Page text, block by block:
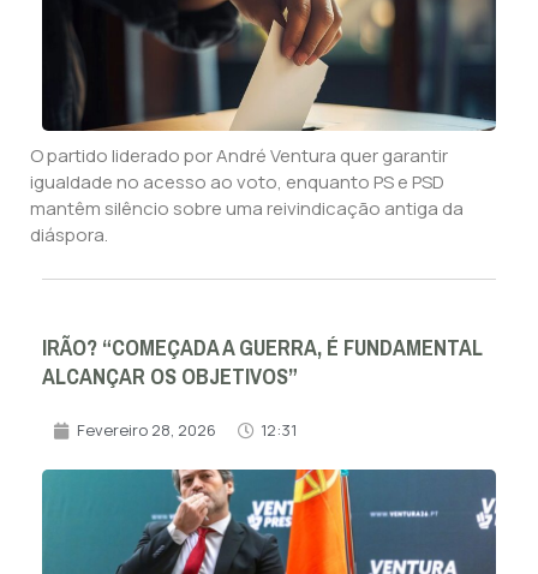
O partido liderado por André Ventura quer garantir
igualdade no acesso ao voto, enquanto PS e PSD
mantêm silêncio sobre uma reivindicação antiga da
diáspora.
IRÃO? “COMEÇADA A GUERRA, É FUNDAMENTAL
ALCANÇAR OS OBJETIVOS”
Fevereiro 28, 2026 12:31